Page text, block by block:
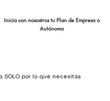
EMPRESAS
Inicia con nosostros tu Plan de Empresa o
Autónomo
SOLO por lo que necesitas